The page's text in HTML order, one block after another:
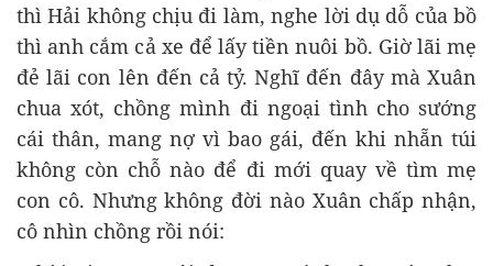
thì Hải không chịu đi làm, nghe lời dụ dỗ của bồ
thì anh cắm cả xe để lấy tiền nuôi bồ. Giờ lãi mẹ
đẻ lãi con lên đến cả tỷ. Nghĩ đến đây mà Xuân
chua xót, chồng mình đi ngoại tình cho sướng
cái thân, mang nợ vì bao gái, đến khi nhẵn túi
không còn chỗ nào để đi mới quay về tìm mẹ
con cô. Nhưng không đời nào Xuân chấp nhận,
cô nhìn chồng rồi nói: